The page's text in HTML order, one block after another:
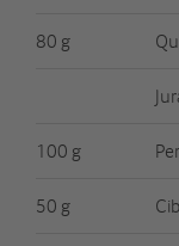
80 g
100 g
50 g